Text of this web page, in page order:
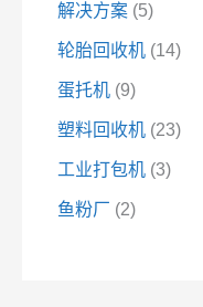
解决方案 5
轮胎回收机 14
蛋托机 9
塑料回收机 23
工业打包机 3
鱼粉厂 2